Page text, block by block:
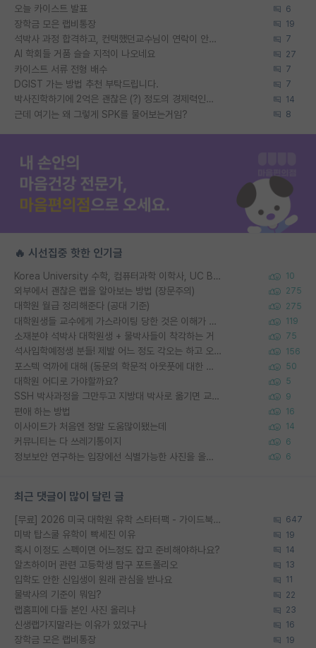
오늘 카이스트 발표 6
장학금 모은 랩비통장 19
석박사 과정 합격하고, 컨택했던교수님이 연락이 안됩니다... 7
AI 학회들 거품 슬슬 지적이 나오네요 27
카이스트 서류 전형 배수 7
DGIST 가는 방법 추천 부탁드립니다. 7
박사진학하기에 2억은 괜찮은 (?) 정도의 경제력인가요 14
근데 여기는 왜 그렇게 SPK를 물어보는거임? 8
🔥 시선집중 핫한 인기글
Korea University 수학, 컴퓨터과학 이학사, UC Berkeley 산업공학 대학원 공학박사가 되는 것은 쉽지 않겠죠? 10
외부에서 괜찮은 랩을 알아보는 방법 (장문주의) 275
대학원 월급 정리해준다 (공대 기준) 275
대학원생들 교수에게 가스라이팅 당한 것은 이해가 갑니다. 안타깝네요. 119
소재분야 석박사 대학원생 + 물박사들이 착각하는 거 75
석사입학예정생 분들! 제발 어느 정도 각오는 하고 오세요. 156
포스텍 억까에 대해 (동문의 학문적 아웃풋에 대한 반박) 50
대학원 어디로 가야할까요? 5
SSH 박사과정을 그만두고 지방대 박사로 옮기면 교수의 꿈은 끝일까요? 9
편애 하는 방법 16
이사이트가 처음엔 정말 도움많이됐는데 14
커뮤니티는 다 쓰레기통이지 6
정보보안 연구하는 입장에선 식별가능한 사진을 올리는건 비추이긴함 6
최근 댓글이 많이 달린 글
[무료] 2026 미국 대학원 유학 스타터팩 - 가이드북 & 합격자 컨택메일 템플릿 647
미박 탑스쿨 유학이 빡세진 이유 19
혹시 이정도 스펙이면 어느정도 잡고 준비해야하나요? 14
알츠하이머 관련 고등학생 탐구 포트폴리오 13
입학도 안한 신입생이 원래 관심을 받나요 11
물박사의 기준이 뭐임? 22
랩홈피에 다들 본인 사진 올리냐 23
신생랩가지말라는 이유가 있었구나 16
장학금 모은 랩비통장 19